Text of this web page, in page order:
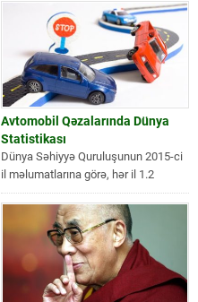
Avtomobil Qəzalarında Dünya
Statistikası
Dünya Səhiyyə Quruluşunun 2015-ci
il məlumatlarına görə, hər il 1.2
milyon insan avtomobil qəzaları
nəticəsində...